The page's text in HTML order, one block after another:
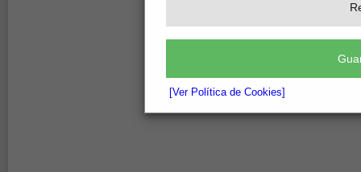
[Ver Política de Cookies]